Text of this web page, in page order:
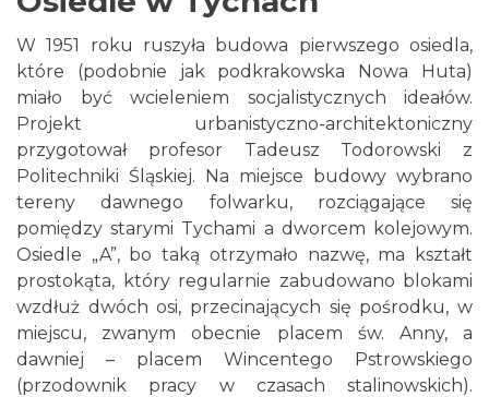
W 1951 roku ruszyła budowa pierwszego osiedla,
które (podobnie jak podkrakowska Nowa Huta)
miało być wcieleniem socjalistycznych ideałów.
Projekt urbanistyczno-architektoniczny
przygotował profesor Tadeusz Todorowski z
Politechniki Śląskiej. Na miejsce budowy wybrano
tereny dawnego folwarku, rozciągające się
pomiędzy starymi Tychami a dworcem kolejowym.
Osiedle „A”, bo taką otrzymało nazwę, ma kształt
prostokąta, który regularnie zabudowano blokami
wzdłuż dwóch osi, przecinających się pośrodku, w
miejscu, zwanym obecnie placem św. Anny, a
dawniej – placem Wincentego Pstrowskiego
(przodownik pracy w czasach stalinowskich).